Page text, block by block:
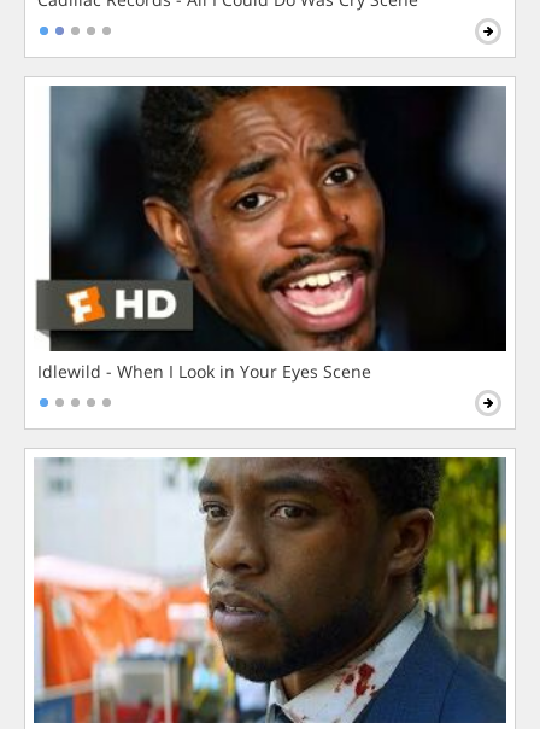
Idlewild - When I Look in Your Eyes Scene